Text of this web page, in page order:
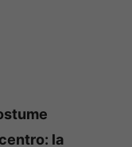
la